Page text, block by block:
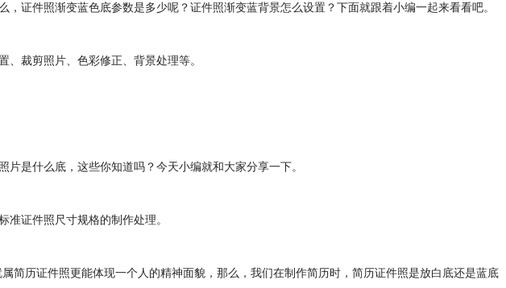
证件照渐变蓝色底参数是多少呢？证件照渐变蓝背景怎么设置？下面就跟着小编一起来看看吧。
裁剪照片、色彩修正、背景处理等。
是什么底，这些你知道吗？今天小编就和大家分享一下。
证件照尺寸规格的制作处理。
简历证件照更能体现一个人的精神面貌，那么，我们在制作简历时，简历证件照是放白底还是蓝底